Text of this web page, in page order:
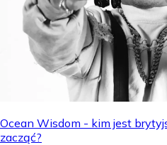
Ocean Wisdom - kim jest
zacząć?